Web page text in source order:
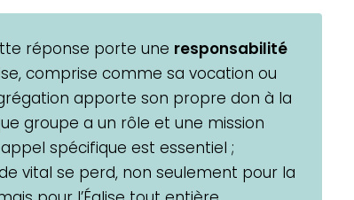
réponse porte une responsabilité
comprise comme sa vocation ou
apporte son propre don à la
groupe a un rôle et une mission
spécifique est essentiel ;
vital se perd, non seulement pour la